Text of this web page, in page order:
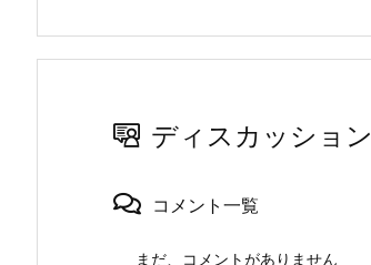
ディスカッション
コメント一覧
まだ、コメントがありません